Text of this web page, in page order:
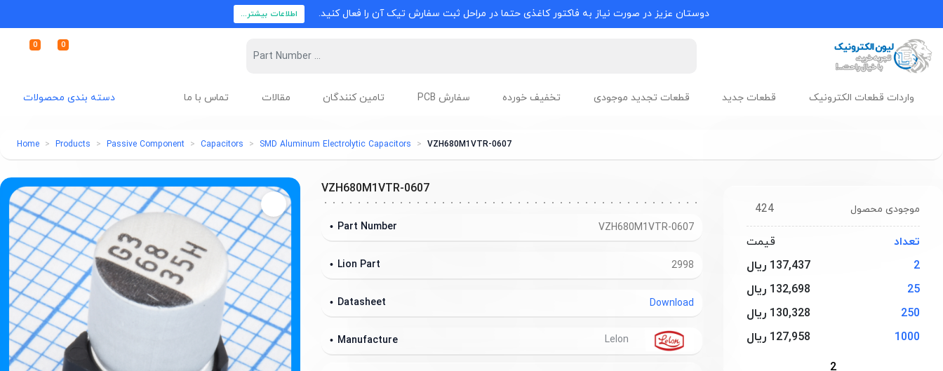
دوستان عزیز در صورت نیاز به فاکتور کاغذی حتما در مراحل ثبت سفارش تیک آن را فعال کنید. اطلاعات بیشتر...
0 0
دسته بندی محصولات واردات قطعات الکترونیک قطعات جدید قطعات تجدید موجودی تخفیف خورده سفارش PCB تامین کنندگان مقالات تماس با ما
Home Products Passive Component Capacitors SMD Aluminum Electrolytic Capacitors VZH680M1VTR-0607
424 موجودی محصول
تعداد
قیمت
2
137,437 ریال
25
132,698 ریال
250
130,328 ریال
1000
127,958 ریال
VZH680M1VTR-0607
VZH680M1VTR-0607
Part Number
2998
Lion Part
Download
Datasheet
Manufacture